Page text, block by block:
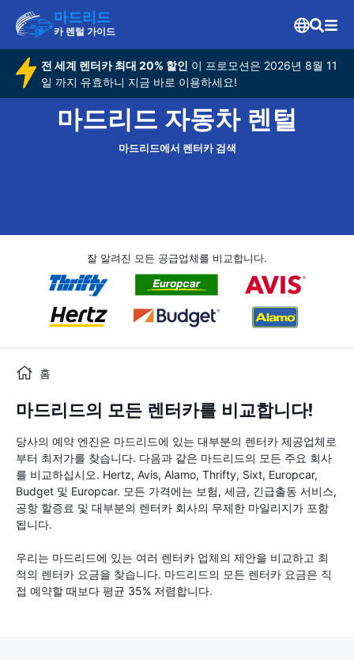
마드리드
카 렌털 가이드
전 세계 렌터카 최대 20% 할인 이 프로모션은 2026년 8월 11
일 까지 유효하니 지금 바로 이용하세요!
마드리드 자동차 렌털
마드리드에서 렌터카 검색
잘 알려진 모든 공급업체를 비교합니다.
홈
마드리드의 모든 렌터카를 비교합니다!
당사의 예약 엔진은 마드리드에 있는 대부분의 렌터카 제공업체로
부터 최저가를 찾습니다. 다음과 같은 마드리드의 모든 주요 회사
를 비교하십시오. Hertz, Avis, Alamo, Thrifty, Sixt, Europcar,
Budget 및 Europcar. 모든 가격에는 보험, 세금, 긴급출동 서비스,
공항 할증료 및 대부분의 렌터카 회사의 무제한 마일리지가 포함
됩니다.
우리는 마드리드에 있는 여러 렌터카 업체의 제안을 비교하고 최
적의 렌터카 요금을 찾습니다. 마드리드의 모든 렌터카 요금은 직
접 예약할 때보다 평균 35% 저렴합니다.